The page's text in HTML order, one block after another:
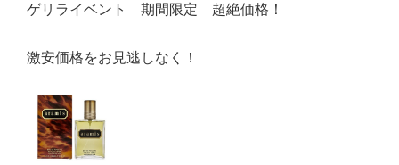
ゲリライベント 期間限定 超絶価格！
激安価格をお見逃しなく！